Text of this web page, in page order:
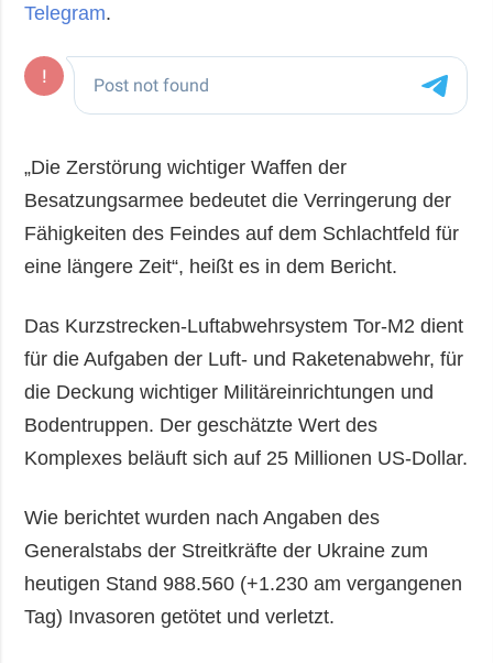
Telegram.
„Die Zerstörung wichtiger Waffen der
Besatzungsarmee bedeutet die Verringerung der
Fähigkeiten des Feindes auf dem Schlachtfeld für
eine längere Zeit“, heißt es in dem Bericht.
Das Kurzstrecken-Luftabwehrsystem Tor-M2 dient
für die Aufgaben der Luft- und Raketenabwehr, für
die Deckung wichtiger Militäreinrichtungen und
Bodentruppen. Der geschätzte Wert des
Komplexes beläuft sich auf 25 Millionen US-Dollar.
Wie berichtet wurden nach Angaben des
Generalstabs der Streitkräfte der Ukraine zum
heutigen Stand 988.560 (+1.230 am vergangenen
Tag) Invasoren getötet und verletzt.